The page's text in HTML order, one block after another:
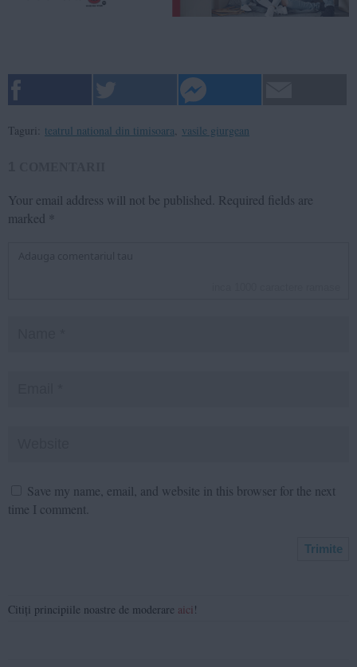
Taguri: teatrul national din timisoara vasile giurgean
Your email address will not be published. Required fields are
marked *
Save my name, email, and website in this browser for the next
time I comment.
Citiți principiile noastre de moderare aici !